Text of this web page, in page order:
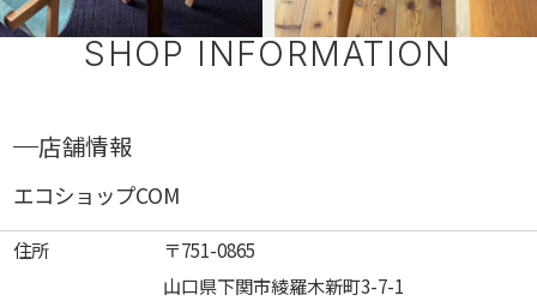
SHOP INFORMATION
店舗情報
エコショップCOM
住所
〒751-0865
山口県下関市綾羅木新町3-7-1